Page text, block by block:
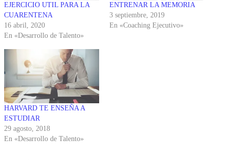
EJERCICIO UTIL PARA LA
CUARENTENA
16 abril, 2020
En «Desarrollo de Talento»
ENTRENAR LA MEMORIA
3 septiembre, 2019
En «Coaching Ejecutivo»
HARVARD TE ENSEÑA A
ESTUDIAR
29 agosto, 2018
En «Desarrollo de Talento»